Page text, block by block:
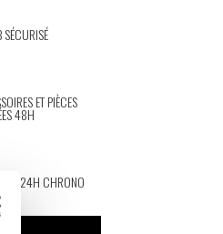
SÉCURISÉ
ET PIÈCES
48H
EN 24H CHRONO